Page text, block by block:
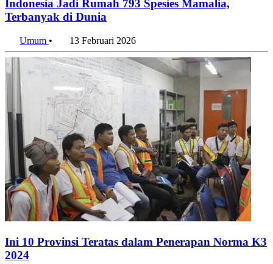
Indonesia Jadi Rumah 793 Spesies Mamalia,
Umum• 13 Februari 2026
Ini 10 Provinsi Teratas dalam Penerapan Norma K3